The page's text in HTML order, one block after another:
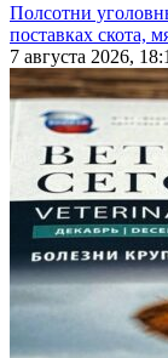
Полсотни
поставках скота,
7 августа 2026,